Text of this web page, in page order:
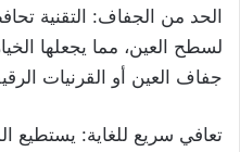
الحد من الجفاف: التقنية
لسطح العين، مما يجعلها
جفاف العين أو القرنيات
تعافي سريع للغاية: يستطيع